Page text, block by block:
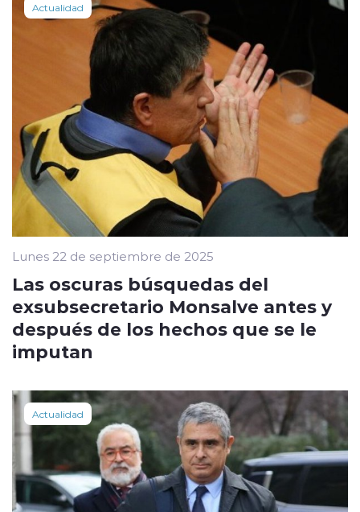
Actualidad
Lunes 22 de septiembre de 2025
Las oscuras búsquedas del
exsubsecretario Monsalve antes y
después de los hechos que se le
imputan
Actualidad